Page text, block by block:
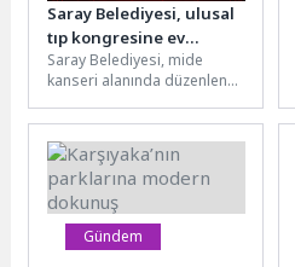
Saray Belediyesi, ulusal
tıp kongresine ev
sahipliği yapıyor
Saray Belediyesi, mide
kanseri alanında düzenlenen
sahipliği yapıyor. Saray
Atatürk...
Gündem